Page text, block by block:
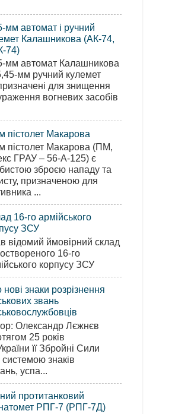
мм автомат і ручний
Калашникова (АК-74,
74)
мм автомат Калашникова
мм ручний кулемет
для знищення
вогневих засобів
пістолет Макарова
пістолет Макарова (ПМ,
ГРАУ – 56-А-125) є
зброєю нападу та
призначеною для
...
16-го армійського
ЗСУ
відомий ймовірний склад
16-го
корпусу ЗСУ
нові знаки розрізнення
звань
Олександр Лєжнєв
25 років
її Збройні Сили
знаків
успа...
протитанковий
РПГ-7 (РПГ-7Д)